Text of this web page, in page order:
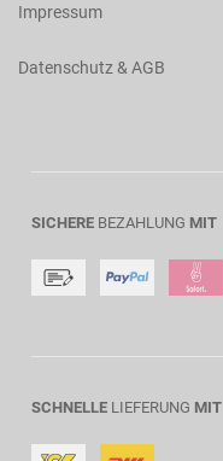
Impressum
Datenschutz & AGB
SICHERE BEZAHLUNG MIT
SCHNELLE LIEFERUNG MIT